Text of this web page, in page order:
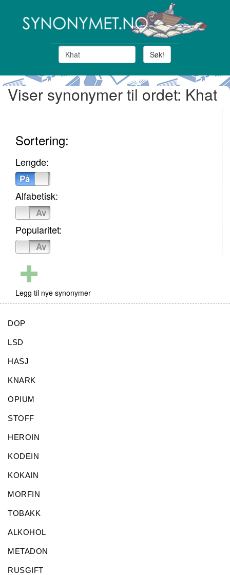
Søk!
Viser synonymer til ordet: Khat
Sortering:
Lengde:
På
Alfabetisk:
Av
Popularitet:
Av
Legg til nye synonymer
DOP
LSD
HASJ
KNARK
OPIUM
STOFF
HEROIN
KODEIN
KOKAIN
MORFIN
TOBAKK
ALKOHOL
METADON
RUSGIFT